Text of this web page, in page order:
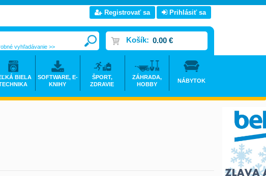
Registrovať sa Prihlásiť sa
Košík: 0.00 €
vyhľadávanie >>
BIELA
SOFTWARE, E-
KNIHY
ŠPORT,
ZDRAVIE
ZÁHRADA,
HOBBY
NÁBYTOK